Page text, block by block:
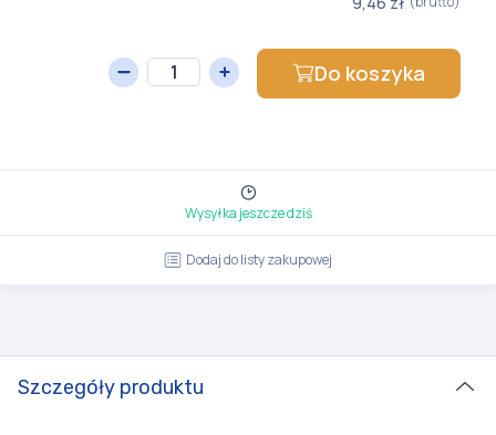
Do koszyka
Wysyłka jeszcze dziś
Dodaj do listy zakupowej
Szczegóły produktu